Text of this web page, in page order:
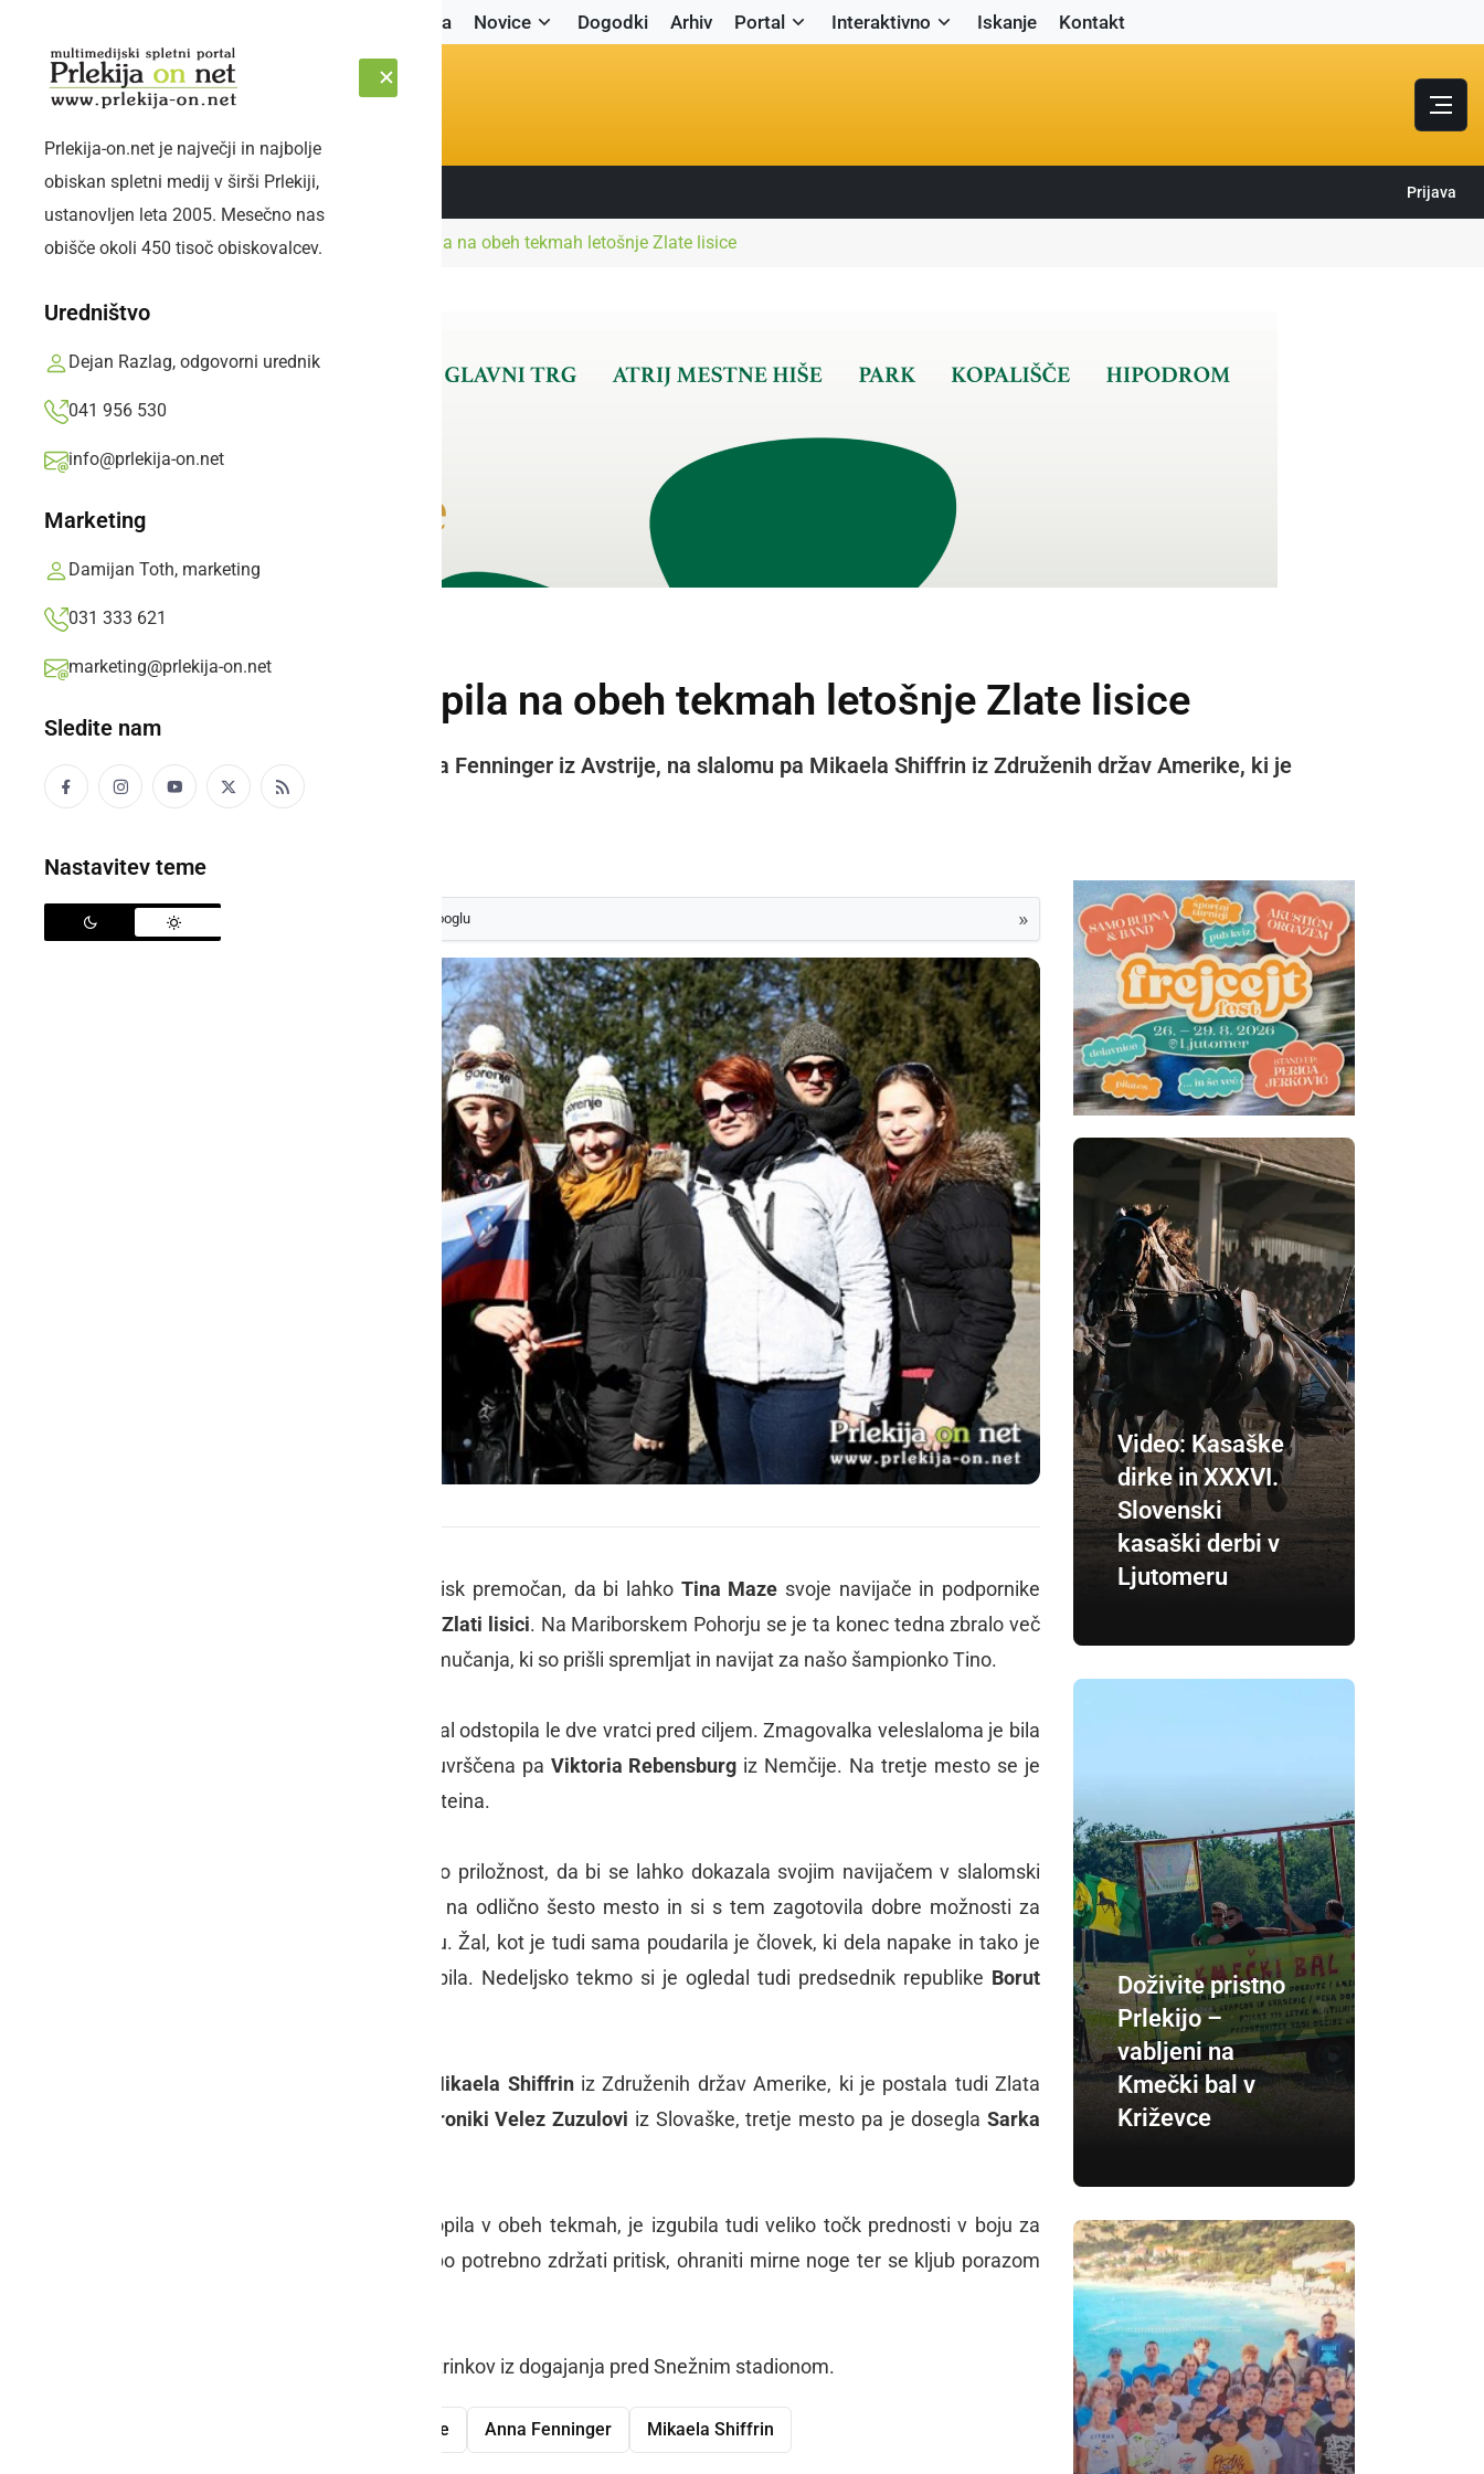
Naslovnica Novice Dogodki Arhiv Portal Interaktivno Iskanje Kontakt
NEDELJA, 9. AVGUST 2026 Sledite nam: Prijava
Prlekija-on.net je največji in najbolje
obiskan spletni medij v širši Prlekiji,
ustanovljen leta 2005. Mesečno nas
obišče okoli 450 tisoč obiskovalcev.
Uredništvo
Dejan Razlag, odgovorni urednik
041 956 530
info@prlekija-on.net
Marketing
Damijan Toth, marketing
031 333 621
marketing@prlekija-on.net
Sledite nam
Nastavitev teme
Naslovnica DružabnoTina Maze odstopila na obeh tekmah letošnje Zlate lisice
Tina Maze odstopila na obeh tekmah letošnje Zlate lisice
Na veleslalomu je zmagala Anna Fenninger iz Avstrije, na slalomu pa Mikaela Shiffrin iz Združenih držav Amerike, ki je
postala tudi Zlata lisička
Izberite kot svoj prednostni vir na Googlu »
Očitno je bila želja prevelika in pritisk premočan, da bi lahko Tina Maze svoje navijače in podpornike
51. Zlati lisici. Na Mariborskem Pohorju se je ta konec tedna zbralo več
deset tisoč navijačev in ljubiteljev smučanja, ki so prišli spremljat in navijat za našo šampionko Tino.
Na sobotnem veleslalomu je Tina žal odstopila le dve vratci pred ciljem. Zmagovalka veleslaloma je bila
iz Avstrije, drugo uvrščena pa Viktoria Rebensburg iz Nemčije. Na tretje mesto se je
iz Liechtensteina.
Mazejeva je imela v nedeljo še eno priložnost, da bi se lahko dokazala svojim navijačem v slalomski
vožnji. Po prvi vožnji se je uvrstila na odlično šesto mesto in si s tem zagotovila dobre možnosti za
naskok na stopničke v drugem teku. Žal, kot je tudi sama poudarila je človek, ki dela napake in tako je
tudi v drugem teku slaloma odstopila. Nedeljsko tekmo si je ogledal tudi predsednik republike Borut
Mikaela Shiffriniz Združenih držav Amerike, ki je postala tudi Zlata
Veroniki Velez Zuzulovi iz Slovaške, tretje mesto pa je doseglaSarka
Zraven tega, da je Mazejeva odstopila v obeh tekmah, je izgubila tudi veliko točk prednosti v boju za
veliki kristalni globus. Zaradi tega bo potrebno zdržati pritisk, ohraniti mirne noge ter se kljub porazom
Spodaj pa si lahko ogledate nekaj utrinkov iz dogajanja pred Snežnim stadionom.
Pohorje Anna Fenninger Mikaela Shiffrin
Video: Kasaške
dirke in XXXVI.
Slovenski
kasaški derbi v
Ljutomeru
Doživite pristno
Prlekijo –
vabljeni na
Kmečki bal v
Križevce